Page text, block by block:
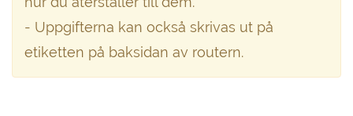
- Uppgifterna kan också skrivas ut på
etiketten på baksidan av routern.